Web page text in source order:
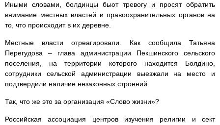
Иными словами, болдинцы бьют тревогу и просят обратить
внимание местных властей и правоохранительных органов на
то, что происходит в их деревне.
Местные власти отреагировали. Как сообщила Татьяна
Перегудова – глава администрации Пекшинского сельского
поселения, на территории которого находится Болдино,
сотрудники сельской администрации выезжали на место и
подтвердили наличие незаконных строений.
Так, что же это за организация «Слово жизни»?
Российская ассоциация центров изучения религии и сект